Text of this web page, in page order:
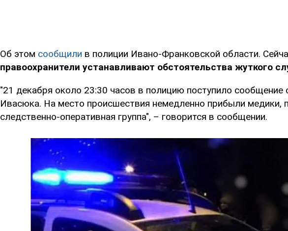
Об этом сообщили в полиции Ивано-Франковской области.
правоохранители устанавливают обстоятельства жуткого
"21 декабря около 23:30 часов в полицию поступило сообщение
Ивасюка. На место происшествия немедленно прибыли медики,
следственно-оперативная группа", – говорится в сообщении.